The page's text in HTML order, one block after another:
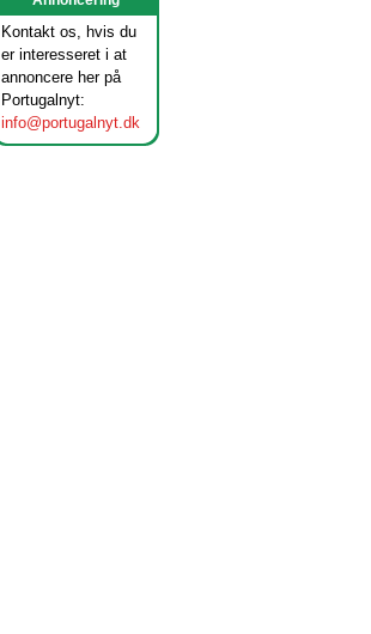
Kontakt os, hvis du
er interesseret i at
annoncere her på
Portugalnyt:
info@portugalnyt.dk